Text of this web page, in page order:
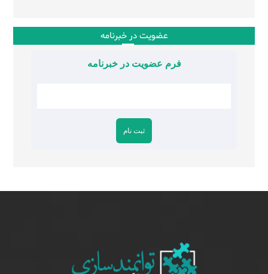
عضویت در خبرنامه
فرم عضویت در خبرنامه